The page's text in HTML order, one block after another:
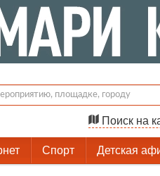
Поиск на
Спорт Детская